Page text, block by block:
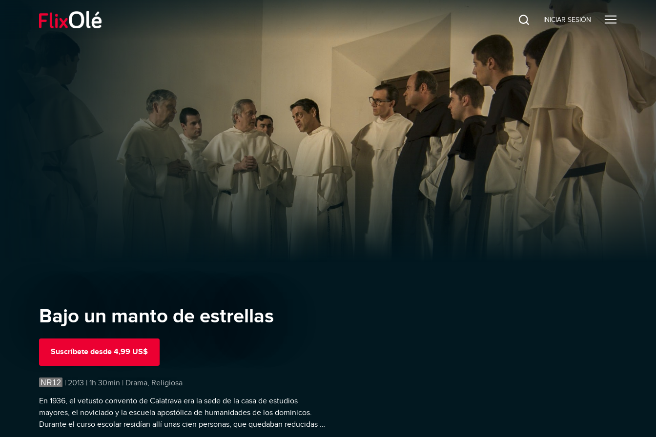
INICIAR SESIÓN
Bajo un manto de estrellas
Suscríbete desde 4,99 US$
NR12 | 2013 | 1h 30min | Drama, Religiosa
En 1936, el vetusto convento de Calatrava era la sede de la casa de estudios
mayores, el noviciado y la escuela apostólica de humanidades de los dominicos.
Durante el curso escolar residían allí unas cien personas, que quedaban reducidas a